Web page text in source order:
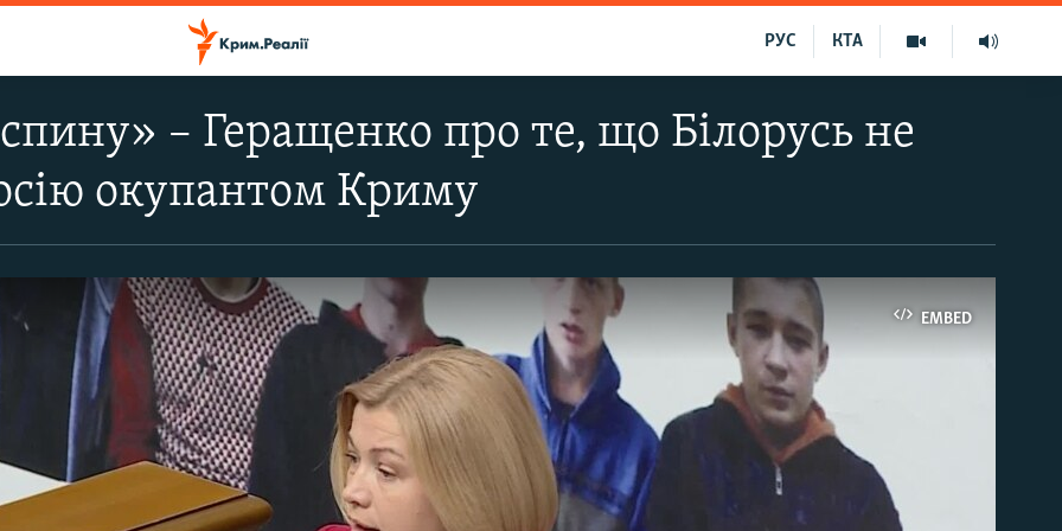
КТА
РУС
– Геращенко про те, що Білорусь не
окупантом Криму
EMBED